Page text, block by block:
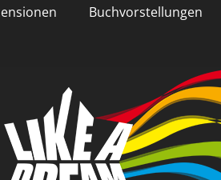
Buchvorstellungen